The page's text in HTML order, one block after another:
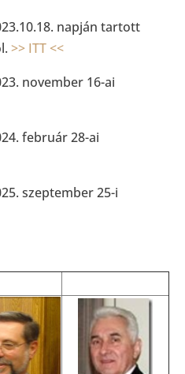
napján tartott
>> ITT <<
november 16-ai
február 28-ai
szeptember 25-i